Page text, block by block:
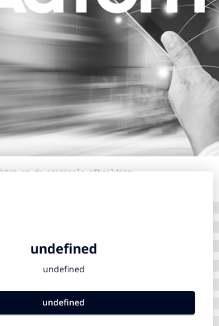
op de originele afbeelding